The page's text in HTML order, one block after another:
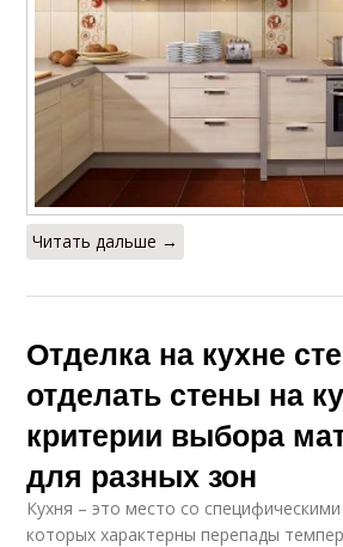
Читать дальше →
Отделка на кухне
отделать стены на
критерии выбора
для разных зон
Кухня – это место со
которых характерны перепады